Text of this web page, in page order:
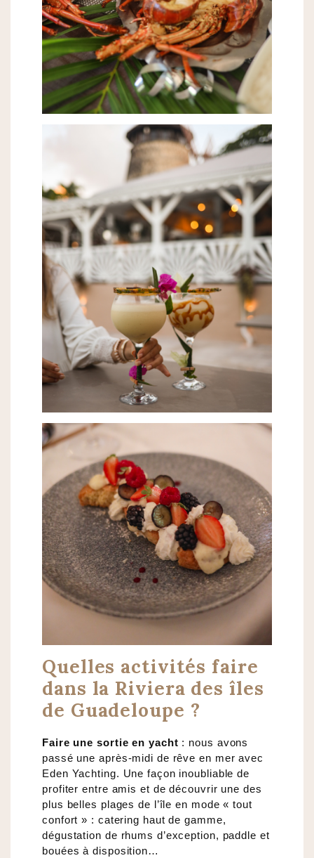
Quelles activités faire
dans la Riviera des îles
de Guadeloupe ?
Faire une sortie en yacht : nous avons
passé une après-midi de rêve en mer avec
Eden Yachting. Une façon inoubliable de
profiter entre amis et de découvrir une des
plus belles plages de l’île en mode « tout
confort » : catering haut de gamme,
dégustation de rhums d’exception, paddle et
bouées à disposition…